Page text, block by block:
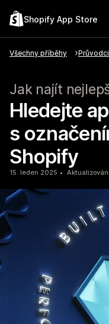
Shopify App Store
Všechny příběhy Průvodci
Jak najít
Hledejte
s
Shopify
15. leden 2025